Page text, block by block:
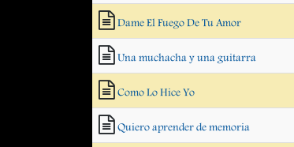
Dame El Fuego De Tu Amor
Una muchacha y una guitarra
Como Lo Hice Yo
Quiero aprender de memoria